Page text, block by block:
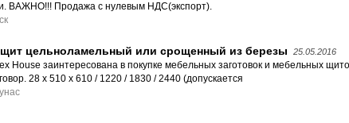
ВАЖНО!!! Продажа с нулевым НДС(экспорт).
цельноламельный или срощенный из березы 25.05.2016
House заинтересована в покупке мебельных заготовок и мебельных
28 x 510 x 610 / 1220 / 1830 / 2440 (допускается